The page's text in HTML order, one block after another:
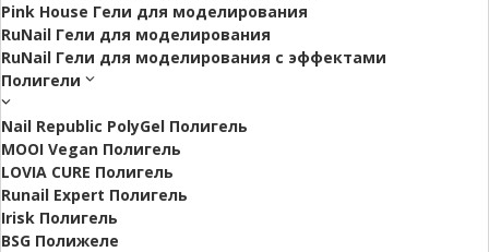
Pink House Гели для моделирования
RuNail Гели для моделирования
RuNail Гели для моделирования с эффектами
Полигели
Nail Republic PolyGel Полигель
MOOI Vegan Полигель
LOVIA CURE Полигель
Runail Expert Полигель
Irisk Полигель
BSG Полижеле